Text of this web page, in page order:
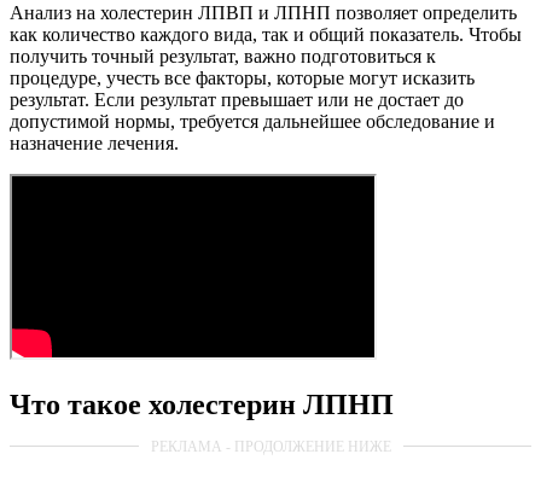
Анализ на холестерин ЛПВП и ЛПНП позволяет определить
как количество каждого вида, так и общий показатель. Чтобы
получить точный результат, важно подготовиться к
процедуре, учесть все факторы, которые могут исказить
результат. Если результат превышает или не достает до
допустимой нормы, требуется дальнейшее обследование и
назначение лечения.
Что такое холестерин ЛПНП